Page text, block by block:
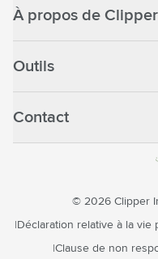
À propos de Clipper
Outils
Contact
© 2026 Clipper
Déclaration relative à la vie
Clause de non